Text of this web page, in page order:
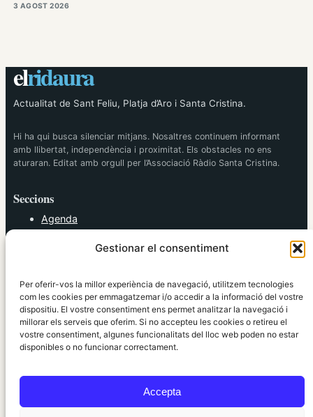
Gestionar el consentiment
Per oferir-vos la millor experiència de navegació, utilitzem tecnologies
com les cookies per emmagatzemar i/o accedir a la informació del vostre
dispositiu. El vostre consentiment ens permet analitzar la navegació i
millorar els serveis que oferim. Si no accepteu les cookies o retireu el
vostre consentiment, algunes funcionalitats del lloc web poden no estar
disponibles o no funcionar correctament.
Accepta
3 AGOST 2026
elridaura
Actualitat de Sant Feliu, Platja d’Aro i Santa Cristina.
Hi ha qui busca silenciar mitjans. Nosaltres continuem informant
amb llibertat, independència i proximitat. Els obstacles no ens
aturaran. Editat amb orgull per l’Associació Ràdio Santa Cristina.
Seccions
Agenda
Política
Societat
Tendències
elRidaura.com